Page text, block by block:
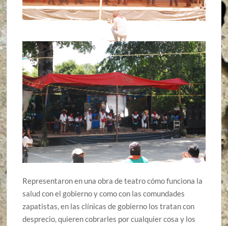
Representaron en una obra de teatro cómo funciona la
salud con el gobierno y como con las comundades
zapatistas, en las clínicas de gobierno los tratan con
desprecio, quieren cobrarles por cualquier cosa y los